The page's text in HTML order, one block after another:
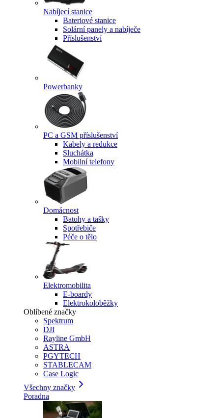
Nabíjecí stanice
Bateriové stanice
Solární panely a nabíječe
Příslušenství
Powerbanky
PC a GSM příslušenství
Kabely a redukce
Sluchátka
Mobilní telefony
Domácnost
Batohy a tašky
Spotřebiče
Péče o tělo
Elektromobilita
E-boardy
Elektrokoloběžky
Oblíbené značky
Spektrum
DJI
Rayline GmbH
ASTRA
PGYTECH
STABLECAM
Case Logic
Všechny značky
Poradna